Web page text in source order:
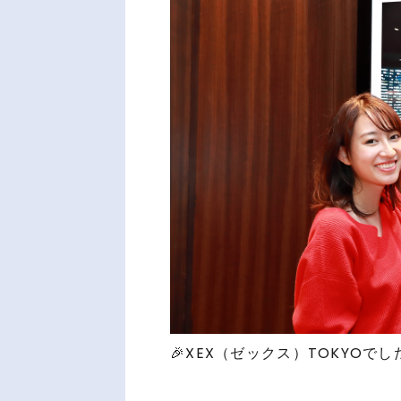
🎉XEX（ゼックス）TOKYOでし